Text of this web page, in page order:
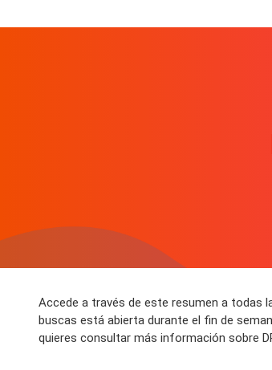
Accede a través de este resumen a todas
buscas está abierta durante el fin de
quieres consultar más información sobre